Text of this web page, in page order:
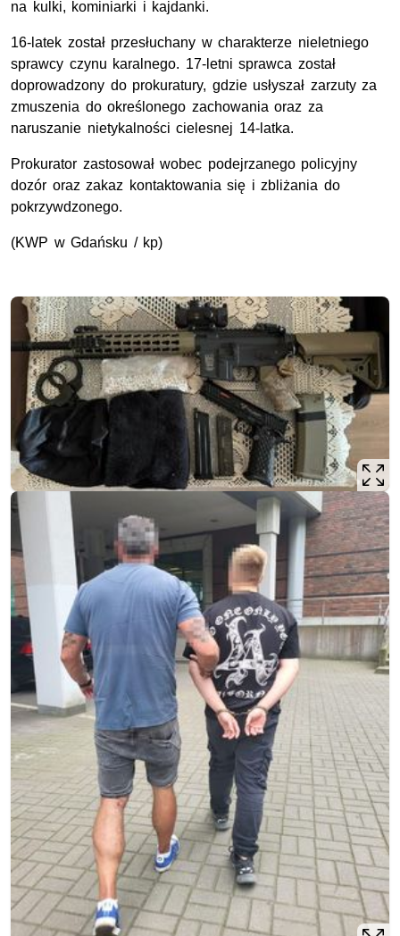
na kulki, kominiarki i kajdanki.
16-latek został przesłuchany w charakterze nieletniego
sprawcy czynu karalnego. 17-letni sprawca został
doprowadzony do prokuratury, gdzie usłyszał zarzuty za
zmuszenia do określonego zachowania oraz za
naruszanie nietykalności cielesnej 14-latka.
Prokurator zastosował wobec podejrzanego policyjny
dozór oraz zakaz kontaktowania się i zbliżania do
pokrzywdzonego.
(KWP w Gdańsku / kp)